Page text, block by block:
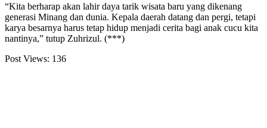
“Kita berharap akan lahir daya tarik wisata baru yang dikenang
generasi Minang dan dunia. Kepala daerah datang dan pergi, tetapi
karya besarnya harus tetap hidup menjadi cerita bagi anak cucu kita
nantinya,” tutup Zuhrizul. (***)
Post Views: 136